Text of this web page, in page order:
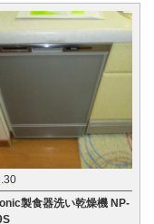
製食器洗い乾燥機 NP-